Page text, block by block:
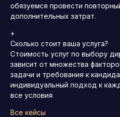
обязуемся провести
дополнительных затрат.
+
Сколько стоит ваша услуга?
Стоимость услуг по выбору
зависит от множества
задачи и требования к
индивидуальный подход к
все условия
Все кейсы